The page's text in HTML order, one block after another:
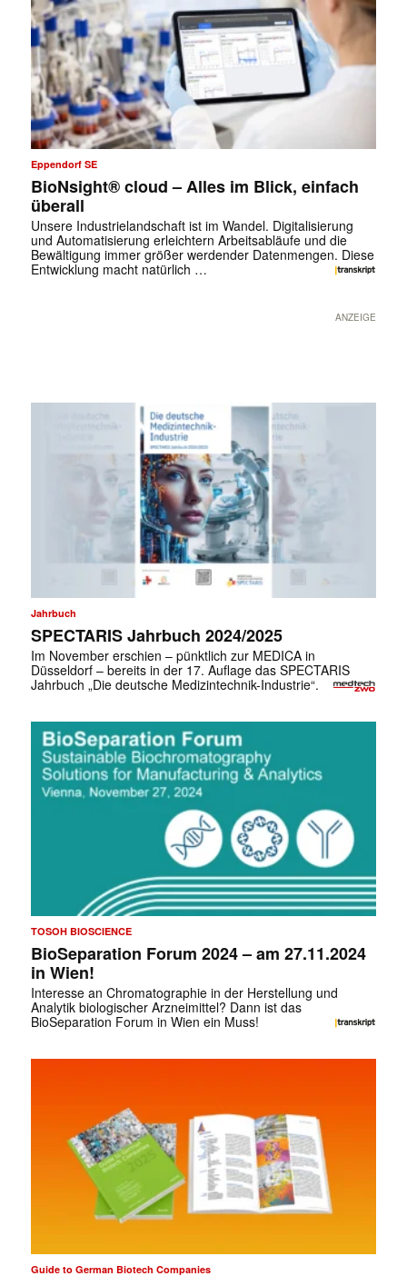
Eppendorf SE
BioNsight® cloud – Alles im Blick, einfach
überall
Unsere Industrielandschaft ist im Wandel. Digitalisierung
und Automatisierung erleichtern Arbeitsabläufe und die
Bewältigung immer größer werdender Datenmengen. Diese
Entwicklung macht natürlich …
ANZEIGE
Jahrbuch
SPECTARIS Jahrbuch 2024/2025
Im November erschien – pünktlich zur MEDICA in
Düsseldorf – bereits in der 17. Auflage das SPECTARIS
Jahrbuch „Die deutsche Medizintechnik-Industrie“.
TOSOH BIOSCIENCE
BioSeparation Forum 2024 – am 27.11.2024
in Wien!
Interesse an Chromatographie in der Herstellung und
Analytik biologischer Arzneimittel? Dann ist das
BioSeparation Forum in Wien ein Muss!
Guide to German Biotech Companies